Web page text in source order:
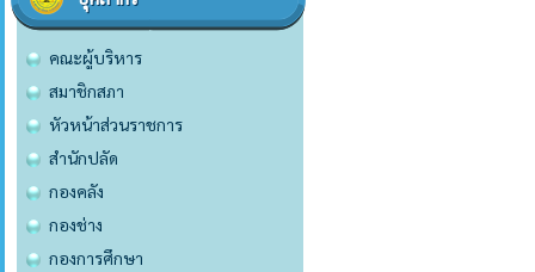
คณะผู้บริหาร
สมาชิกสภา
หัวหน้าส่วนราชการ
สำนักปลัด
กองคลัง
กองช่าง
กองการศึกษา